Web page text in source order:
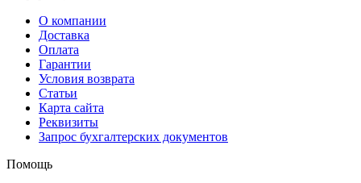
О компании
Доставка
Оплата
Гарантии
Условия возврата
Статьи
Карта сайта
Реквизиты
Запрос бухгалтерских документов
Помощь